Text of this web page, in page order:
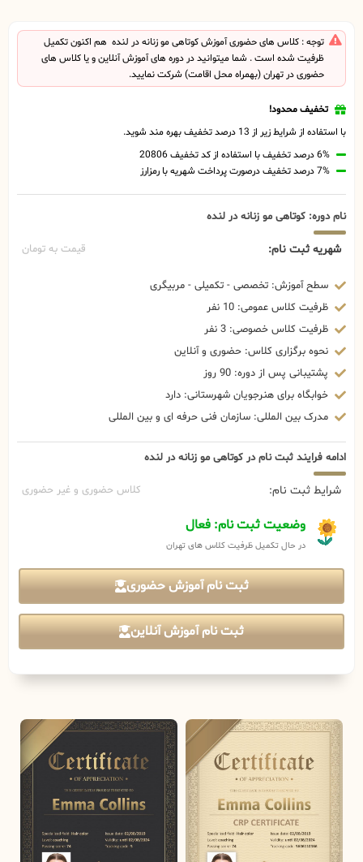
توجه : کلاس های حضوری آموزش کوتاهی مو زنانه در لنده هم اکنون تکمیل
ظرفیت شده است . شما میتوانید در دوره های آموزش آنلاین و یا کلاس های
حضوری در تهران (بهمراه محل اقامت) شرکت نمایید.
تخفیف محدود!
با استفاده از شرایط زیر از 13 درصد تخفیف بهره مند شوید.
6% درصد تخفیف با استفاده از کد تخفیف 20806
7% درصد تخفیف درصورت پرداخت شهریه با رمزارز
نام دوره: کوتاهی مو زنانه در لنده
شهریه ثبت نام: قیمت به تومان
سطح آموزش: تخصصی - تکمیلی - مربیگری
ظرفیت کلاس عمومی: 10 نفر
ظرفیت کلاس خصوصی: 3 نفر
نحوه برگزاری کلاس: حضوری و آنلاین
پشتیبانی پس از دوره: 90 روز
خوابگاه برای هنرجویان شهرستانی: دارد
مدرک بین المللی: سازمان فنی حرفه ای و بین المللی
ادامه فرایند ثبت نام در کوتاهی مو زنانه در لنده
شرایط ثبت نام: کلاس حضوری و غیر حضوری
وضعیت ثبت نام: فعال
در حال تکمیل ظرفیت کلاس های تهران
ثبت نام آموزش حضوری
ثبت نام آموزش آنلاین